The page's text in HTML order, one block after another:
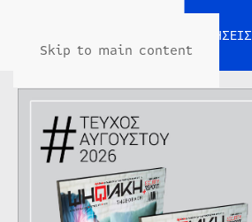
Skip to main content
ΕΙΔΗΣΕΙΣ